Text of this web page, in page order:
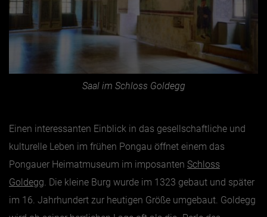
Saal im Schloss Goldegg
Einen interessanten Einblick in das gesellschaftliche und
kulturelle Leben im frühen Pongau öffnet einem das
Pongauer Heimatmuseum im imposanten Schloss
Goldegg . Die kleine Burg wurde im 1323 gebaut und später
im 16. Jahrhundert zur heutigen Größe umgebaut. Goldegg